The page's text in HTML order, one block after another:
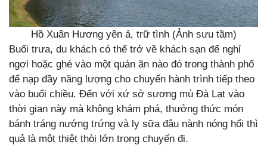
Hồ Xuân Hương yên ả, trữ tình (Ảnh sưu tầm)
Buổi trưa, du khách có thể trở về khách sạn để nghỉ
ngơi hoặc ghé vào một quán ăn nào đó trong thành phố
để nạp đầy năng lượng cho chuyến hành trình tiếp theo
vào buổi chiều. Đến với xứ sở sương mù Đà Lạt vào
thời gian này mà không khám phá, thưởng thức món
bánh tráng nướng trứng và ly sữa đậu nành nóng hổi thì
quả là một thiệt thòi lớn trong chuyến đi.